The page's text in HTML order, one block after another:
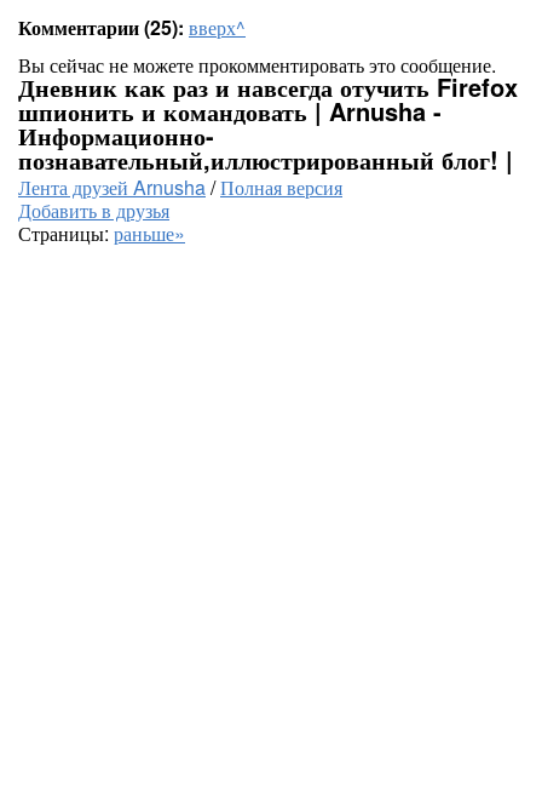
Комментарии (25): вверх^
Вы сейчас не можете прокомментировать это сообщение.
Дневник как раз и навсегда отучить Firefox
шпионить и командовать | Arnusha -
Информационно-
познавательный,иллюстрированный блог! |
Лента друзей Arnusha/Полная версия
Добавить в друзья
Страницы: раньше»